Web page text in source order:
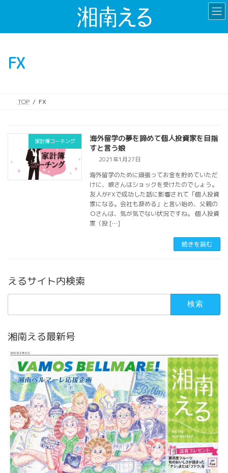
FX
TOP FX
家計簿コーチング
海外留学の夢を諦めて個人投資家を目指
すと言う娘
2021年1月27日
海外留学のために頑張ってお金を貯めていただ
けに、娘さんはショックを受けたのでしょう。
友人がFXで成功した話に影響されて「個人投資
家になる。会社も辞める」と言い始め、父親の
Ｏさんは、気が気でない状況ですね。 個人投資
家（投 […]
続きを読む
えるサイト内検索
検
湘南える最新号